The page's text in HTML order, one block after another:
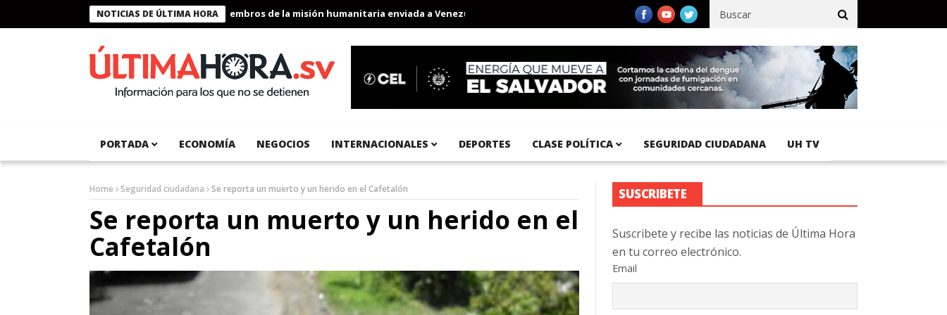
NOTICIAS DE ÚLTIMA HORA
Presidente Bukele condecora a miembros de la misión humanitaria enviada a Venezuela Aeropuerto Internacional del Pacífico registra 92 % de avance en obras de terracería
PORTADA ECONOMÍA NEGOCIOS INTERNACIONALES DEPORTES CLASE POLÍTICA SEGURIDAD CIUDADANA UH TV
Home Seguridad ciudadana Se reporta un muerto y un herido en el Cafetalón
Se reporta un muerto y un herido en el
Cafetalón
SUSCRIBETE
Suscribete y recibe las noticias de Última Hora
en tu correo electrónico.
Email